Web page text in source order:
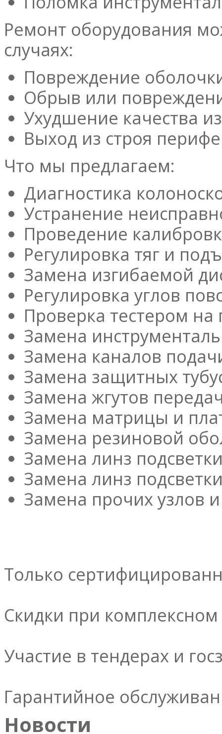
Ремонт оборудования
случаях:
Повреждение
Обрыв или
Ухудшение качества
Выход из строя
Что мы предлагаем:
Диагностика
Устранение
Проведение
Регулировка тяг и
Замена изгибаемой
Регулировка углов
Проверка тестером на
Замена
Замена каналов
Замена защитных
Замена жгутов
Замена матрицы и
Замена резиновой
Замена линз
Замена линз
Замена прочих узлов
Только
Скидки при
Участие в тендерах и
Гарантийное
Новости